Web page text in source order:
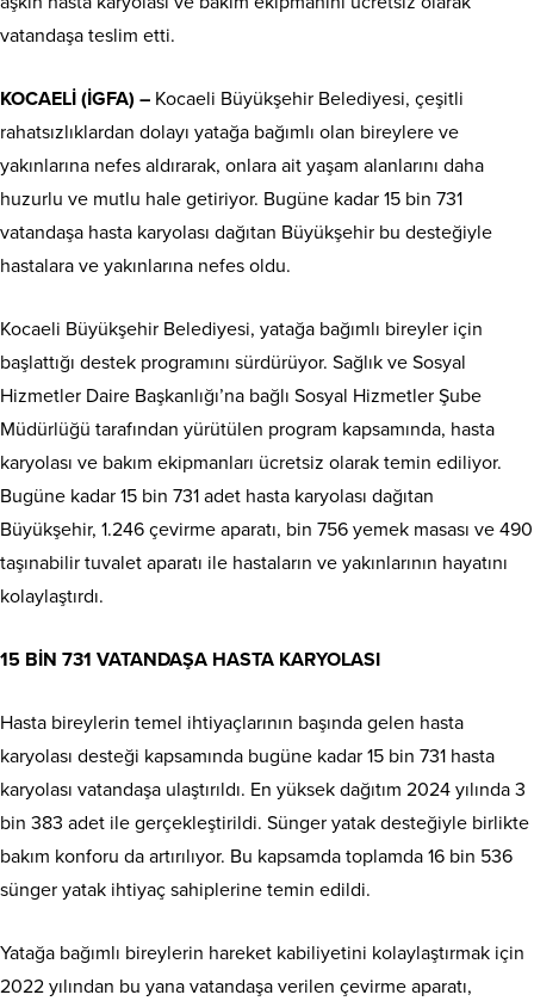
vatandaşa teslim etti.
KOCAELİ (İGFA) – Kocaeli Büyükşehir Belediyesi, çeşitli
rahatsızlıklardan dolayı yatağa bağımlı olan bireylere ve
yakınlarına nefes aldırarak, onlara ait yaşam alanlarını daha
huzurlu ve mutlu hale getiriyor. Bugüne kadar 15 bin 731
vatandaşa hasta karyolası dağıtan Büyükşehir bu desteğiyle
hastalara ve yakınlarına nefes oldu.
Kocaeli Büyükşehir Belediyesi, yatağa bağımlı bireyler için
başlattığı destek programını sürdürüyor. Sağlık ve Sosyal
Hizmetler Daire Başkanlığı’na bağlı Sosyal Hizmetler Şube
Müdürlüğü tarafından yürütülen program kapsamında, hasta
karyolası ve bakım ekipmanları ücretsiz olarak temin ediliyor.
Bugüne kadar 15 bin 731 adet hasta karyolası dağıtan
Büyükşehir, 1.246 çevirme aparatı, bin 756 yemek masası ve 490
taşınabilir tuvalet aparatı ile hastaların ve yakınlarının hayatını
kolaylaştırdı.
15 BİN 731 VATANDAŞA HASTA KARYOLASI
Hasta bireylerin temel ihtiyaçlarının başında gelen hasta
karyolası desteği kapsamında bugüne kadar 15 bin 731 hasta
karyolası vatandaşa ulaştırıldı. En yüksek dağıtım 2024 yılında 3
bin 383 adet ile gerçekleştirildi. Sünger yatak desteğiyle birlikte
bakım konforu da artırılıyor. Bu kapsamda toplamda 16 bin 536
sünger yatak ihtiyaç sahiplerine temin edildi.
Yatağa bağımlı bireylerin hareket kabiliyetini kolaylaştırmak için
2022 yılından bu yana vatandaşa verilen çevirme aparatı,